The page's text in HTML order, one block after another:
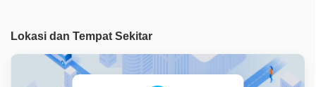
Lokasi dan Tempat Sekitar